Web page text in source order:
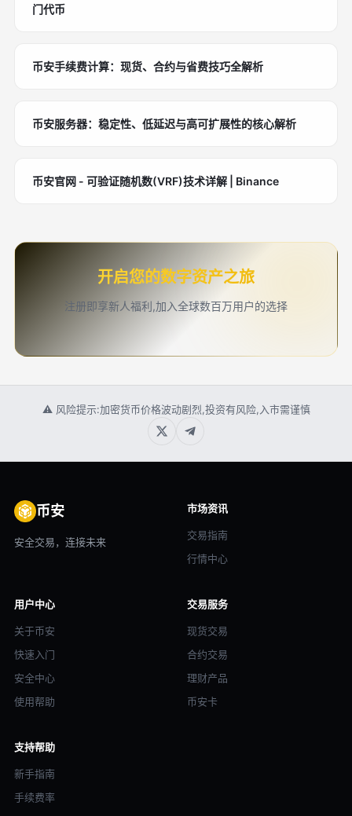
门代币
币安手续费计算：现货、合约与省费技巧全解析
币安服务器：稳定性、低延迟与高可扩展性的核心解析
币安官网 - 可验证随机数(VRF)技术详解 | Binance
开启您的数字资产之旅
注册即享新人福利,加入全球数百万用户的选择
⚠ 风险提示:加密货币价格波动剧烈,投资有风险,入市需谨慎
币安
安全交易，连接未来
市场资讯
交易指南
行情中心
用户中心
关于币安
快速入门
安全中心
使用帮助
交易服务
现货交易
合约交易
理财产品
币安卡
支持帮助
新手指南
手续费率